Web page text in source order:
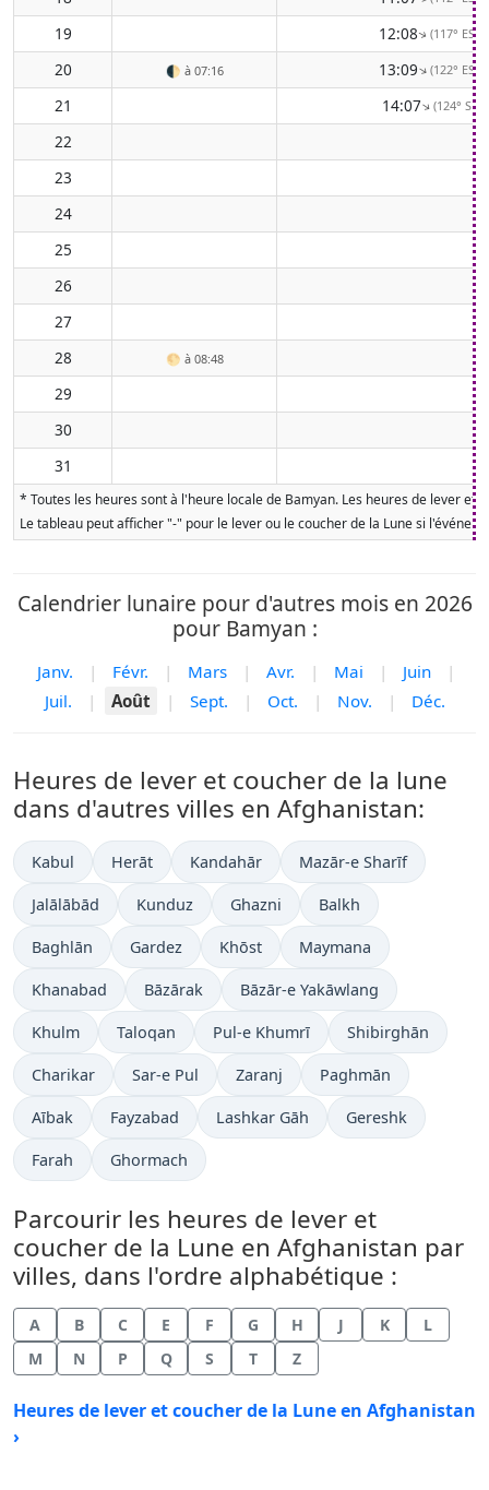
19 12:08↑(117° ESE)
20 🌓 à 07:16 13:09↑(122° ESE)
21 14:07↑(124° SE)
22
23
24
25
26
27
28
🌕 à 08:48
29
30
31
* Toutes les heures sont à l'heure locale de Bamyan. Les heures de lever
Le tableau peut afficher "-" pour le lever ou le coucher de la Lune si
Calendrier lunaire pour d'autres mois en 2026
pour Bamyan :
Janv. | Févr. | Mars | Avr. | Mai | Juin
|
Juil.
| Août | Sept. | Oct. | Nov. | Déc.
Heures de lever et coucher de la lune
dans d'autres villes en Afghanistan:
Kabul Herāt Kandahār Mazār-e Sharīf
Jalālābād Kunduz Ghazni Balkh
Baghlān Gardez Khōst Maymana
Khanabad Bāzārak Bāzār-e Yakāwlang
Khulm Taloqan Pul-e Khumrī Shibirghān
Charikar Sar-e Pul Zaranj Paghmān
Aībak Fayzabad Lashkar Gāh Gereshk
Farah Ghormach
Parcourir les heures de lever et
coucher de la Lune en Afghanistan par
villes, dans l'ordre alphabétique :
A B C E F G H J K
L
M
N P Q S T Z
Heures de lever et coucher de la Lune en Afghanistan
›